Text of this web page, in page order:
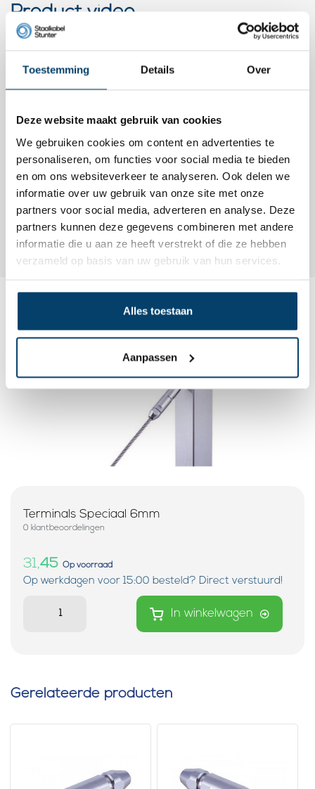
Toestemming Details Over
Deze website maakt gebruik van cookies
We gebruiken cookies om content en advertenties te
personaliseren, om functies voor social media te bieden
en om ons websiteverkeer te analyseren. Ook delen we
informatie over uw gebruik van onze site met onze
partners voor social media, adverteren en analyse. Deze
partners kunnen deze gegevens combineren met andere
informatie die u aan ze heeft verstrekt of die ze hebben
verzameld op basis van uw gebruik van hun services.
Alles toestaan
Aanpassen
Product video
Dit wordt ‘m
Terminals Speciaal 6mm
0 klantbeoordelingen
31,45 Op voorraad
Op werkdagen voor 15:00 besteld? Direct verstuurd!
In winkelwagen
Gerelateerde producten